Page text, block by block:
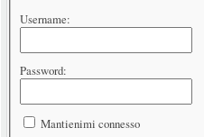
Username:
Password:
Mantienimi connesso